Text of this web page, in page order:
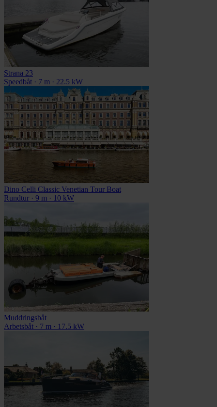
Strana 23
Speedbåt · 7 m · 22.5 kW
Dino Celli Classic Venetian Tour Boat
Rundtur · 9 m · 10 kW
Muddringsbåt
Arbetsbåt · 7 m · 17.5 kW